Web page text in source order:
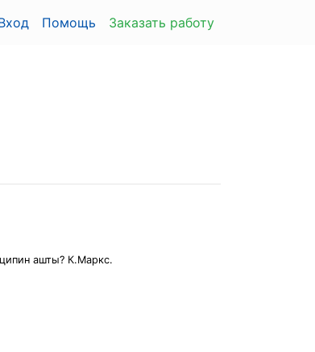
Помощь Заказать работу
ашты? К.Маркс.